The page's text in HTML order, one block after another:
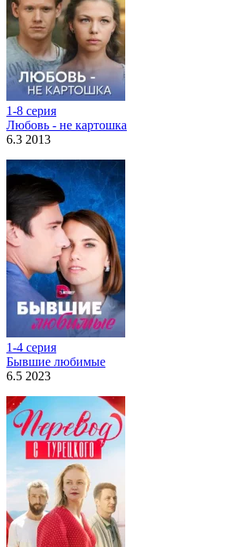
1-8 серия
Любовь - не картошка
6.3 2013
1-4 серия
Бывшие любимые
6.5 2023